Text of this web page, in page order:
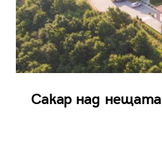
Сакар над нещата